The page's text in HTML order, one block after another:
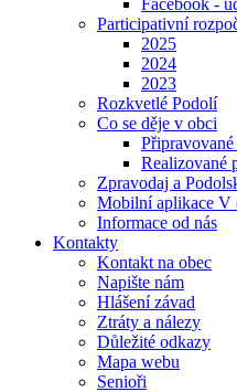
Facebook -
Participativní
2025
2024
2023
Rozkvetlé Podolí
Co se děje v obci
Realizované
Zpravodaj a
Mobilní aplikace V
Informace od nás
Kontakty
Kontakt na obec
Napište nám
Hlášení závad
Ztráty a nálezy
Důležité odkazy
Mapa webu
Senioři